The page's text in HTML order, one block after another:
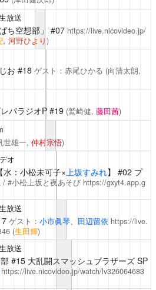
放送
ち空想部」 #07 https://live.nicovideo.jp/
, 河野ひより)
お #18 ゲスト：赤尾ひかる (向清太朗,
パラジオP#19 (鷲崎健, 藤田茜)
世雄一, 仲村宗悟)
オ
：小松未可子× 上坂すみれ】 #02 プ
#小松上坂と夜あそび https://gxyt4.app.g
放送
ゲスト： 小市眞琴、 田辺留依 https://live.
(生田輝)
放送
#15 大乱闘スマッシュブラザーズ SP
https://live.nicovideo.jp/watch/lv326064683